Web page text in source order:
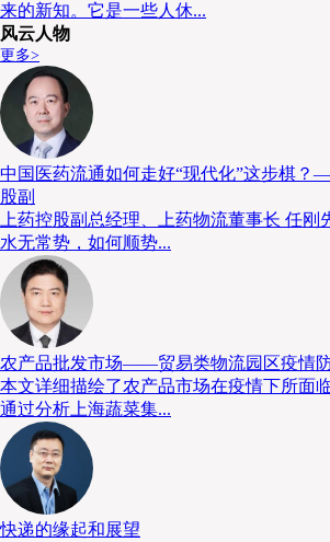
清洁、安全，无与伦比
英特诺电动滚筒拥有一系列无与伦
卫生工程和设计组织（EHEDG）的规
业往往选择采用传统电机作为输送机的
纳垢”之地。而电动滚筒大部分部件都
低了产品在食品加工区域受到污染的风
滚筒还拥有极高的运行效率，与传统
内无需特殊维护，也可为企业节约大量
迅捷、可靠的交货时间。
来的新知。它是一些人休...
风云人物
更多>
中国医药流通如何走好“现代化”这步棋
股副
上药控股副总经理、上药物流董事长 任刚
水无常势，如何顺势...
农产品批发市场——贸易类物流园区疫情
本文详细描绘了农产品市场在疫情下所面
通过分析上海蔬菜集...
快递的缘起和展望